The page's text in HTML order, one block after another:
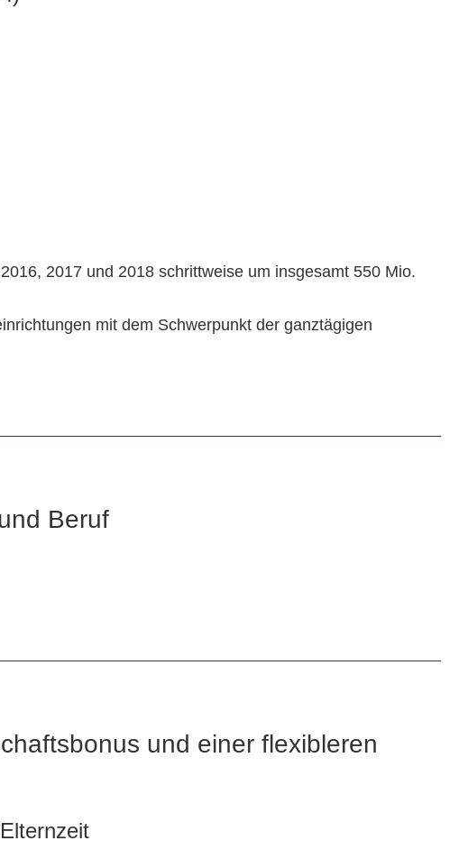
2017 und 2018 schrittweise um insgesamt 550 Mio.
mit dem Schwerpunkt der ganztägigen
Beruf
und einer flexibleren